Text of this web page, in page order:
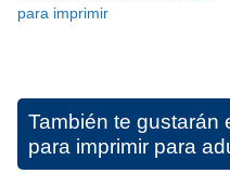
para imprimir
También te gustarán
para imprimir para